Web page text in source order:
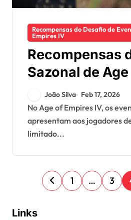
Recompensas do Desafio de
Empires IV
Recompensas
Sazonal de
Empires IV:
tempo
exclusivos,
João Silva Feb 17, 2026
No Age of Empires IV, os eventos sazonais
apresentam aos jogadores
limitado...
P
o
1 … 3
Links